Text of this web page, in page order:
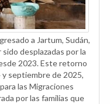
a Jartum, Sudán,
desplazadas por la
2023. Este retorno
septiembre de 2025,
las Migraciones
por las familias que